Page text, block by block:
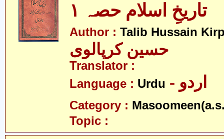
تاریخِ اسلام حصہ ۱
Author : Talib Hussain
حسین کرپالوی
Translator :
Language : Urdu - اردو
Category :
Topic :